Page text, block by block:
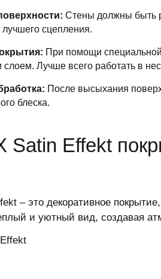
Стены должны быть
лучшего сцепления.
При помощи
Лучше всего работать в
После высыхания
блеска.
Satin Effekt
– это декоративное
и уютный вид, создавая